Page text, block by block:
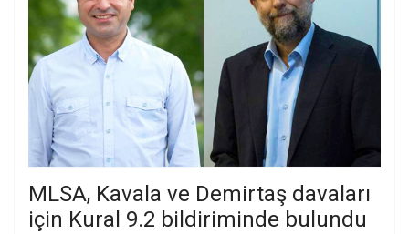
MLSA, Kavala ve Demirtaş davaları
için Kural 9.2 bildiriminde bulundu